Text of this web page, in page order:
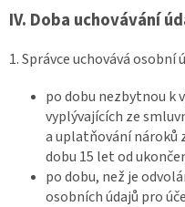
IV. Doba uchovávání
1. Správce uchovává osobní
po dobu nezbytnou k
vyplývajících ze
a uplatňování nároků
dobu 15 let od
po dobu, než je
osobních údajů pro